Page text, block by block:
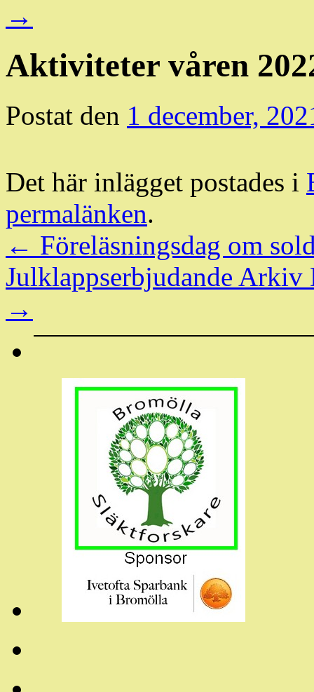
→
Aktiviteter våren
Postat den 1 december,
Det här inlägget postades i
permalänken.
← Föreläsningsdag om
Julklappserbjudande
→